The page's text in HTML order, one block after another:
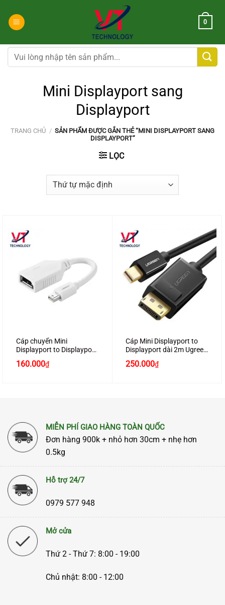
đến
dung
0
Tìm
kiếm:
Mini Displayport sang
Displayport
TRANG CHỦ / SẢN PHẨM ĐƯỢC GẮN THẺ “MINI DISPLAYPORT SANG
DISPLAYPORT”
LỌC
Cáp chuyển Mini
Displayport to Displayport
160.000₫
Cáp Mini Displayport to
Displayport dài 2m Ugreen
250.000₫
MIỄN PHÍ GIAO HÀNG TOÀN QUỐC
Đơn hàng 900k + nhỏ hơn 30cm + nhẹ hơn
0.5kg
Hỗ trợ 24/7
0979 577 948
Mở cửa
Thứ 2 - Thứ 7: 8:00 - 19:00
Chủ nhật: 8:00 - 12:00